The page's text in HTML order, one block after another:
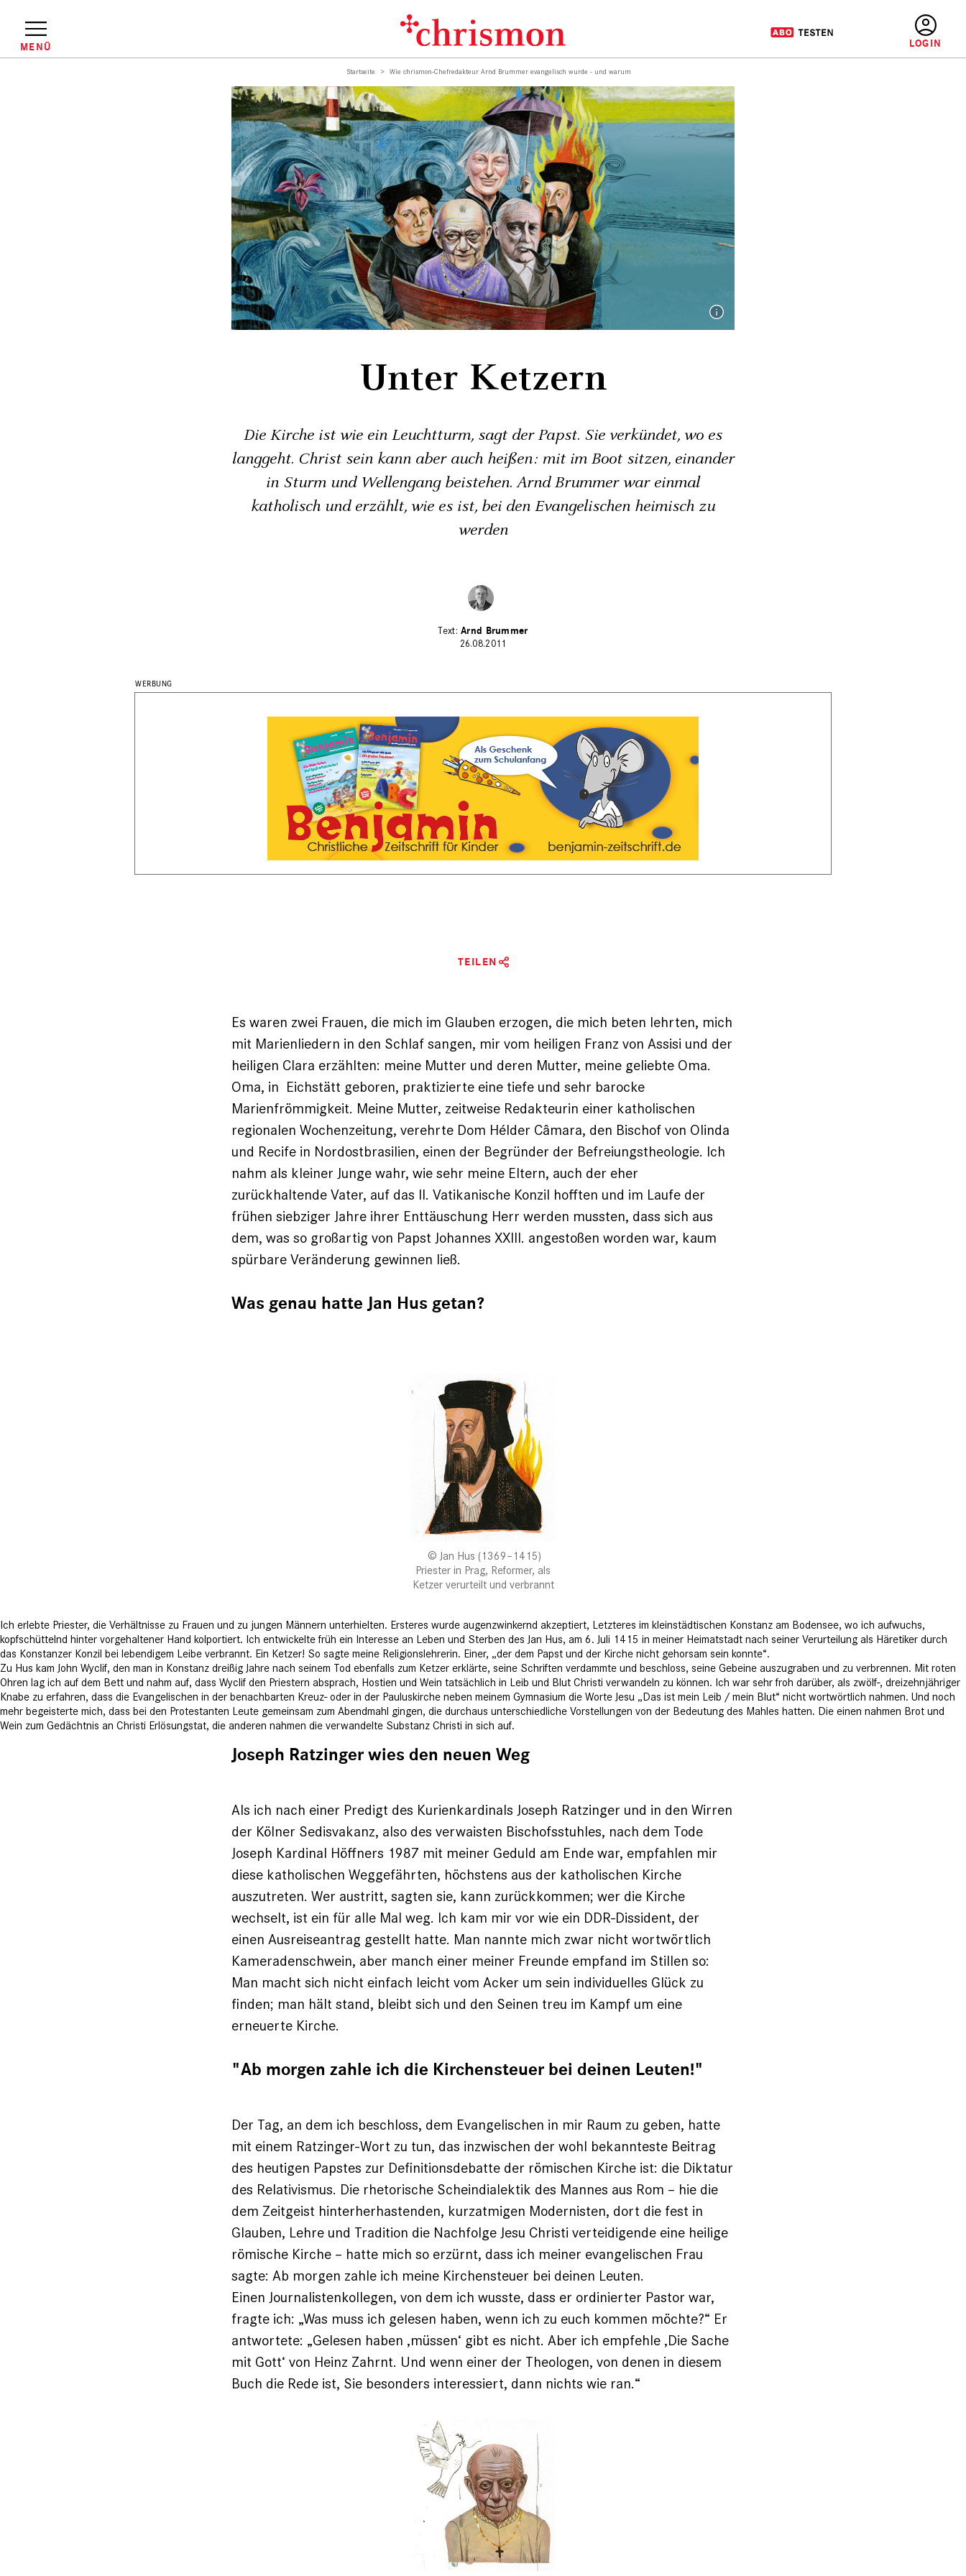
Inhalt
MENÜ
Startseite Wie chrismon-Chefredakteur Arnd Brummer evangelisch wurde - und warum
Unter Ketzern
Die Kirche ist wie ein Leuchtturm, sagt der Papst. Sie verkündet, wo es
langgeht. Christ sein kann aber auch heißen: mit im Boot sitzen, einander
in Sturm und Wellengang beistehen. Arnd Brummer war einmal
katholisch und erzählt, wie es ist, bei den Evangelischen heimisch zu
werden
Arnd Brummer
26.08.2011
TEILEN
Es waren zwei Frauen, die mich im Glauben erzogen, die mich beten lehrten, mich
mit Marienliedern in den Schlaf sangen, mir vom heiligen Franz von Assisi und der
heiligen Clara erzählten: meine Mutter und deren Mutter, meine geliebte Oma.
Oma, in Eichstätt geboren, praktizierte eine tiefe und sehr barocke
Marienfrömmigkeit. Meine Mutter, zeitweise Redakteurin einer katholischen
regionalen Wochenzeitung, verehrte Dom Hélder Câmara, den Bischof von Olinda
und Recife in Nordostbrasilien, einen der Begründer der Befreiungstheologie. Ich
nahm als kleiner Junge wahr, wie sehr meine Eltern, auch der eher
zurückhaltende Vater, auf das II. Vatikanische Konzil hofften und im Laufe der
frühen siebziger Jahre ihrer Enttäuschung Herr werden mussten, dass sich aus
dem, was so großartig von Papst Johannes XXIII. angestoßen ­worden war, kaum
spürbare Veränderung gewinnen ließ.
Was genau hatte Jan Hus getan?
Jan Hus (1369–1415)
Priester in Prag, Reformer, als
Ketzer verurteilt und verbrannt
Ich erlebte Priester, die Verhältnisse zu Frauen und zu jungen Männern unterhielten. Ersteres wurde augenzwinkernd akzeptiert, Letzteres im kleinstädtischen Konstanz am Bodensee, wo ich aufwuchs,
kopfschüttelnd hinter vorgehaltener Hand kolportiert. Ich entwickelte früh ein Interesse an Leben und Sterben des Jan Hus, am 6. Juli 1415 in meiner Heimatstadt nach seiner Verurteilung als ­Häretiker durch
das Konstanzer Konzil bei lebendigem Leibe verbrannt. Ein Ketzer! So sagte meine Religionslehrerin. Einer, „der dem Papst und der Kirche nicht gehorsam sein konnte“.
Zu Hus kam John Wyclif, den man in Konstanz dreißig Jahre nach seinem Tod ebenfalls zum Ketzer erklärte, seine Schriften verdammte und beschloss, seine Gebeine auszugraben und zu verbrennen. Mit roten
Ohren lag ich auf dem Bett und nahm auf, dass Wyclif den Priestern absprach, Hostien und Wein tatsächlich in Leib und Blut Christi verwandeln zu können. Ich war sehr froh darüber, als zwölf-, dreizehnjähriger
Knabe zu erfahren, dass die Evangelischen in der benachbarten Kreuz- oder in der Pauluskirche neben meinem Gymnasium die Worte Jesu „Das ist mein Leib / mein Blut“ nicht wortwörtlich nahmen. Und noch
mehr begeisterte mich, dass bei den Protestanten Leute gemeinsam zum Abendmahl gingen, die durchaus unterschiedliche Vorstellungen von der Bedeutung des Mahles hatten. Die einen nahmen Brot und
Wein zum Gedächtnis an Christi Erlösungstat, die anderen nahmen die verwandelte Substanz Christi in sich auf.
Joseph Ratzinger wies den neuen Weg
Als ich nach einer Predigt des Kurienkardinals Joseph Ratzinger und in den Wirren
der Kölner Sedisvakanz, also des verwaisten Bischofsstuhles, nach dem Tode
Joseph Kardinal Höffners 1987 mit meiner Geduld am Ende war, empfahlen mir
diese katholischen Weggefährten, höchstens aus der katholischen ­Kirche
auszutreten. Wer austritt, sagten sie, kann zurückkommen; wer die Kirche
wechselt, ist ein für alle Mal weg. Ich kam mir vor wie ein DDR-Dissident, der
einen Ausreiseantrag gestellt hatte. Man nannte mich zwar nicht wortwörtlich
Kameradenschwein, aber manch einer meiner Freunde empfand im Stillen so:
Man macht sich nicht einfach leicht vom Acker um sein individuelles Glück zu
finden; man hält stand, bleibt sich und den Seinen treu im Kampf um eine
erneuerte Kirche.
"Ab morgen zahle ich die Kirchensteuer bei deinen Leuten!"
Der Tag, an dem ich beschloss, dem Evangelischen in mir Raum zu geben, hatte
mit einem Ratzinger-Wort zu tun, das inzwischen der wohl bekannteste Beitrag
des heutigen Papstes zur Definitionsdebatte der römischen Kirche ist: die Diktatur
des Relativismus. Die rhetorische Scheindialektik des Mannes aus Rom – hie die
dem Zeitgeist hinterherhastenden, kurzatmigen Modernisten, dort die fest in
Glauben, Lehre und Tradition die Nachfolge Jesu Christi verteidigende eine hei­lige
römische Kirche – hatte mich so erzürnt, dass ich meiner evangelischen Frau
sagte: Ab morgen zahle ich meine Kirchensteuer bei deinen Leuten.
Einen Journalistenkollegen, von dem ich wusste, dass er ­ordinierter Pastor war,
fragte ich: „Was muss ich gelesen haben, wenn ich zu euch kommen möchte?“ Er
antwortete: „Gelesen ­haben ‚müssen‘ gibt es nicht. Aber ich empfehle ‚Die Sache
mit Gott‘ von Heinz Zahrnt. Und wenn einer der Theologen, von ­denen in diesem
Buch die Rede ist, Sie besonders interessiert, dann nichts wie ran.“